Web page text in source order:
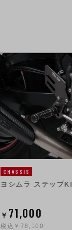
CHASSIS
ヨシムラ ステップ
￥ 71,000
税込￥78,100